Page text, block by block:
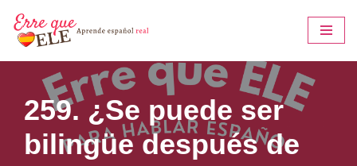
Saltar
al
contenido
259. ¿Se puede ser
bilingüe después de